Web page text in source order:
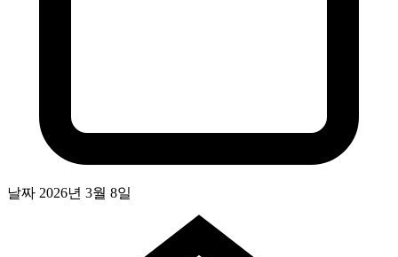
날짜 2026년 3월 8일